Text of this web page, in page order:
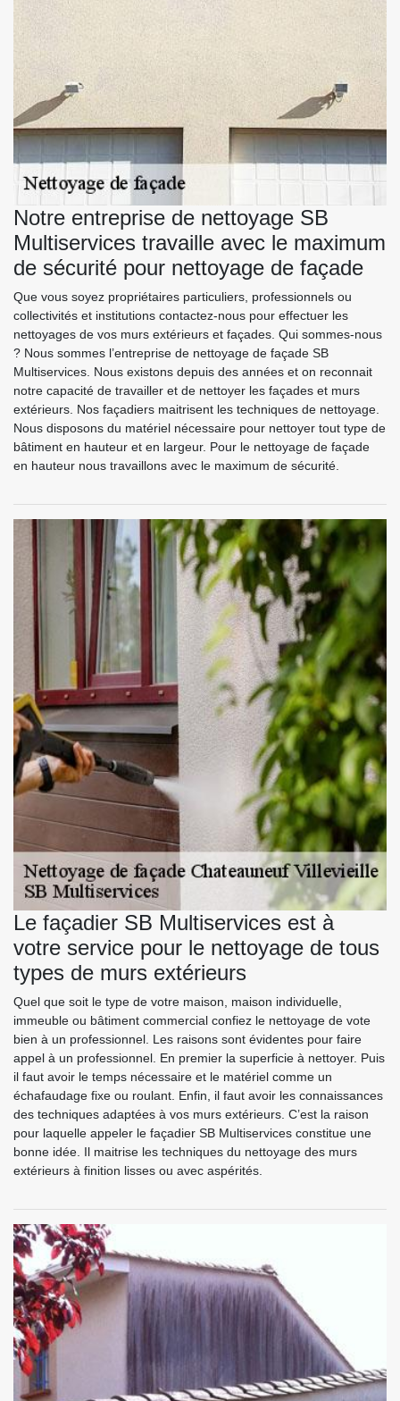
Notre entreprise de nettoyage SB
Multiservices travaille avec le maximum
de sécurité pour nettoyage de façade
Que vous soyez propriétaires particuliers, professionnels ou
collectivités et institutions contactez-nous pour effectuer les
nettoyages de vos murs extérieurs et façades. Qui sommes-nous
? Nous sommes l’entreprise de nettoyage de façade SB
Multiservices. Nous existons depuis des années et on reconnait
notre capacité de travailler et de nettoyer les façades et murs
extérieurs. Nos façadiers maitrisent les techniques de nettoyage.
Nous disposons du matériel nécessaire pour nettoyer tout type de
bâtiment en hauteur et en largeur. Pour le nettoyage de façade
en hauteur nous travaillons avec le maximum de sécurité.
Le façadier SB Multiservices est à
votre service pour le nettoyage de tous
types de murs extérieurs
Quel que soit le type de votre maison, maison individuelle,
immeuble ou bâtiment commercial confiez le nettoyage de vote
bien à un professionnel. Les raisons sont évidentes pour faire
appel à un professionnel. En premier la superficie à nettoyer. Puis
il faut avoir le temps nécessaire et le matériel comme un
échafaudage fixe ou roulant. Enfin, il faut avoir les connaissances
des techniques adaptées à vos murs extérieurs. C’est la raison
pour laquelle appeler le façadier SB Multiservices constitue une
bonne idée. Il maitrise les techniques du nettoyage des murs
extérieurs à finition lisses ou avec aspérités.